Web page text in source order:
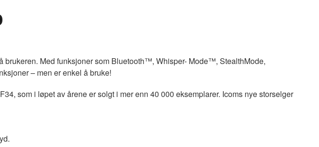
Med funksjoner som Bluetooth™, Whisper- Mode™, StealthMode,
– men er enkel å bruke!
som i løpet av årene er solgt i mer enn 40 000 eksemplarer. Icoms nye storselger